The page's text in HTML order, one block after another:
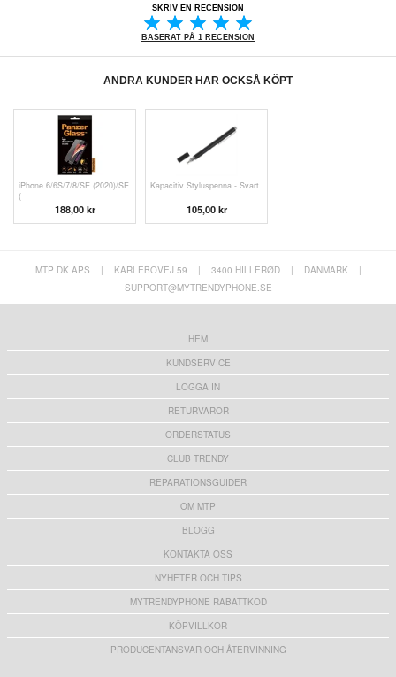
SKRIV EN RECENSION
BASERAT PÅ 1 RECENSION
ANDRA KUNDER HAR OCKSÅ KÖPT
iPhone 6/6S/7/8/SE (2020)/SE
(
188,00 kr
Kapacitiv Styluspenna - Svart
105,00 kr
MTP DK APS | KARLEBOVEJ 59 | 3400 HILLERØD | DANMARK
|
SUPPORT@MYTRENDYPHONE.SE
HEM
KUNDSERVICE
LOGGA IN
RETURVAROR
ORDERSTATUS
CLUB TRENDY
REPARATIONSGUIDER
OM MTP
BLOGG
KONTAKTA OSS
NYHETER OCH TIPS
MYTRENDYPHONE RABATTKOD
KÖPVILLKOR
PRODUCENTANSVAR OCH ÅTERVINNING